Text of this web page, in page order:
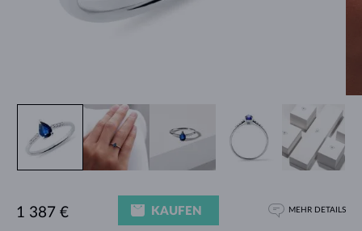
1 387 € KAUFEN MEHR DETAILS